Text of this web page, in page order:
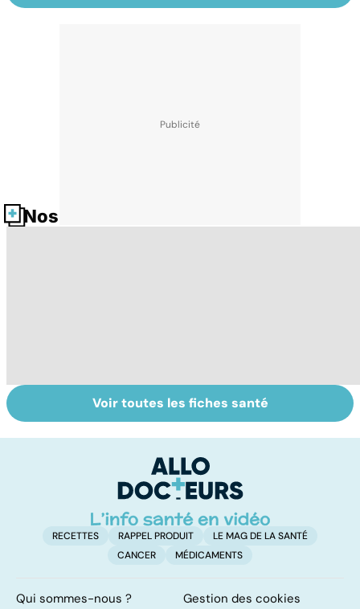
Nos fiches santé
La main, un outil
utile mais fragile
Prévenir les
intoxications au
carbone
Voir toutes les fiches santé
RECETTES RAPPEL PRODUIT
LE MAG DE LA SANTÉ
CANCER
MÉDICAMENTS
Qui sommes-nous ? Gestion des cookies